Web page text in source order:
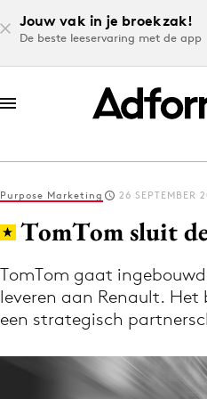
Jouw vak in je broekzak!
De beste leeservaring met de app
Log in
Volg het laatste
Purpose Marketing 26 SEPTEMBER
TomTom sluit
TomTom gaat
leveren aan Renault.
een strategisch